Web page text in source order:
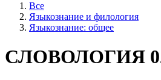
Все
Языкознание и филология
Языкознание: общее
СЛОВОЛОГИЯ